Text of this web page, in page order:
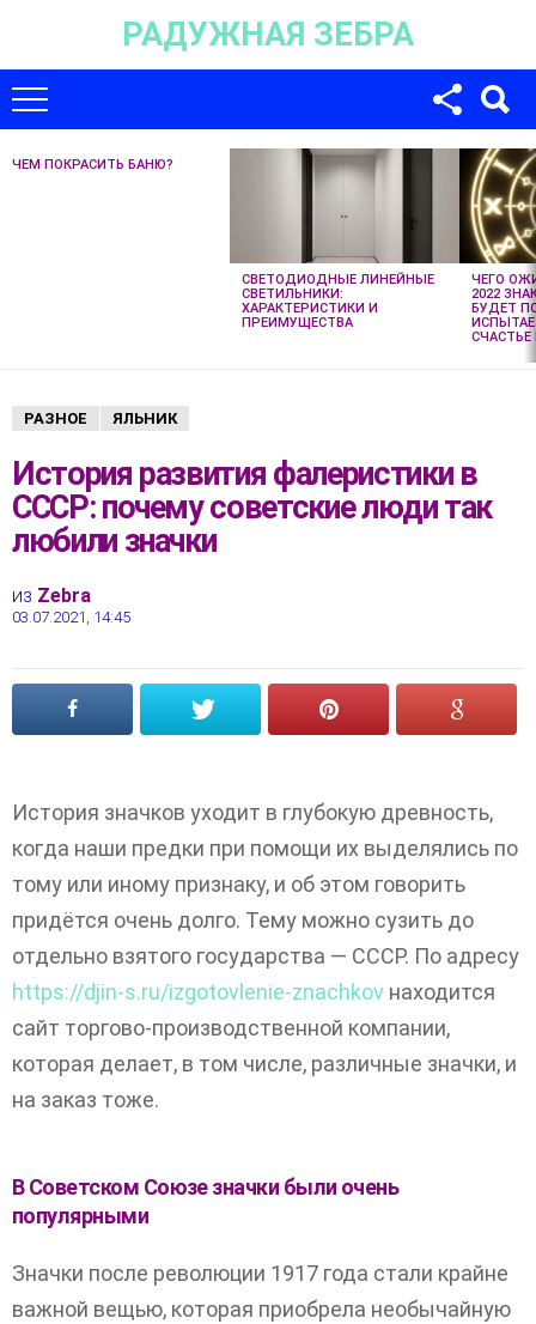
РАДУЖНАЯ ЗЕБРА
НЕ
ЧЕМ ПОКРАСИТЬ БАНЮ?
СВЕТОДИОДНЫЕ ЛИНЕЙНЫЕ
СВЕТИЛЬНИКИ:
ХАРАКТЕРИСТИКИ И
ПРЕИМУЩЕСТВА
ЧЕГО
2022
БУДЕТ
СЧАСТЬЕ
РАЗНОЕ ЯЛЬНИК
История развития фалеристики в
СССР: почему советские люди так
любили значки
из Zebra
03.07.2021, 14:45
История значков уходит в глубокую древность,
когда наши предки при помощи их выделялись по
тому или иному признаку, и об этом говорить
придётся очень долго. Тему можно сузить до
отдельно взятого государства — СССР. По адресу
https://djin-s.ru/izgotovlenie-znachkov находится
сайт торгово-производственной компании,
которая делает, в том числе, различные значки, и
на заказ тоже.
В Советском Союзе значки были очень
популярными
Значки после революции 1917 года стали крайне
важной вещью, которая приобрела необычайную
Для любых предложений по сайту: